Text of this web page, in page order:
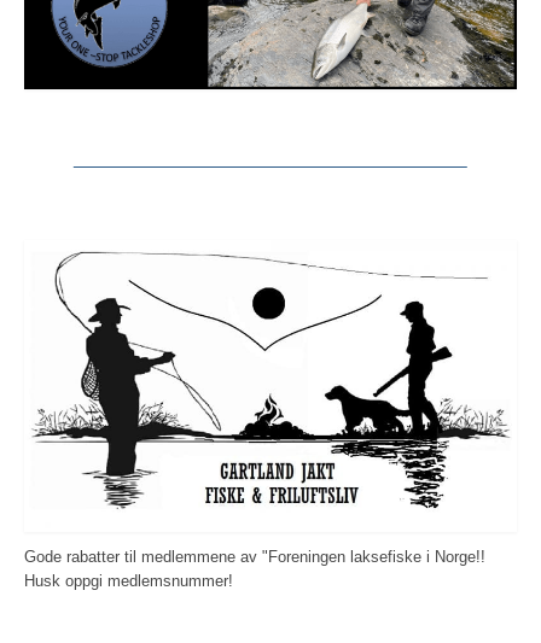
Gode rabatter til medlemmene av "Foreningen laksefiske i Norge!!
Husk oppgi medlemsnummer!